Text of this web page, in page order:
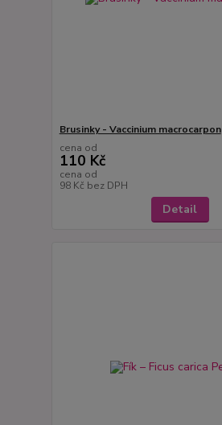
Brusinky - Vaccinium macrocarpon
cena od
110 Kč
cena od
98 Kč bez DPH
Detail